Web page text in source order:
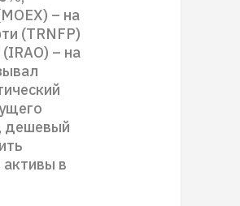
– на
(TRNFP)
– на
дешевый
в